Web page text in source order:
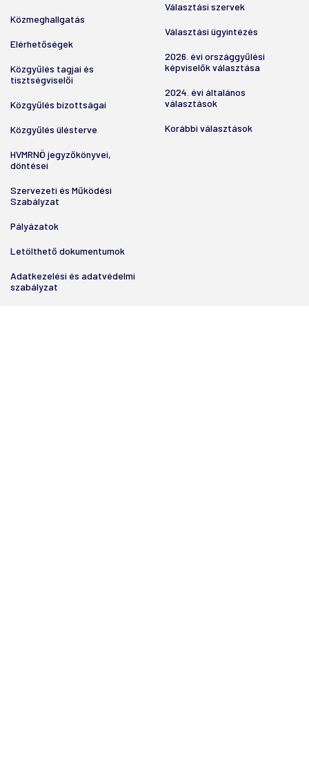
Közmeghallgatás
Elérhetőségek
Közgyűlés tagjai és
tisztségviselői
Közgyűlés bizottságai
Közgyűlés ülésterve
HVMRNÖ jegyzőkönyvei,
döntései
Szervezeti és Működési
Szabályzat
Pályázatok
Letölthető dokumentumok
Adatkezelési és adatvédelmi
szabályzat
Választási szervek
Választási ügyintézés
2026. évi országgyűlési
képviselők választása
2024. évi általános
választások
Korábbi választások